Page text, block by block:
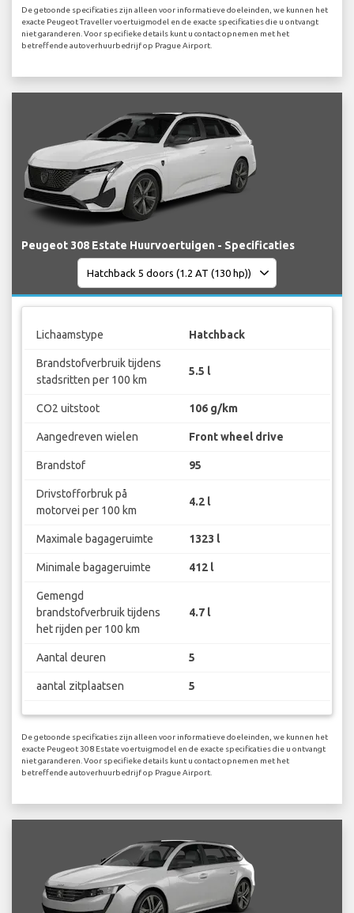
De getoonde specificaties zijn alleen voor informatieve doeleinden, we kunnen het
exacte Peugeot Traveller voertuigmodel en de exacte specificaties die u ontvangt
niet garanderen. Voor specifieke details kunt u contact opnemen met het
betreffende autoverhuurbedrijf op Prague Airport.
Peugeot 308 Estate Huurvoertuigen - Specificaties
Lichaamstype Hatchback
Brandstofverbruik tijdens
stadsritten per 100 km
5.5 l
CO2 uitstoot 106 g/km
Aangedreven wielen Front wheel drive
Brandstof 95
Drivstofforbruk på
motorvei per 100 km
4.2 l
Maximale bagageruimte 1323 l
Minimale bagageruimte 412 l
Gemengd
brandstofverbruik tijdens
het rijden per 100 km
4.7 l
Aantal deuren 5
aantal zitplaatsen 5
De getoonde specificaties zijn alleen voor informatieve doeleinden, we kunnen het
exacte Peugeot 308 Estate voertuigmodel en de exacte specificaties die u ontvangt
niet garanderen. Voor specifieke details kunt u contact opnemen met het
betreffende autoverhuurbedrijf op Prague Airport.